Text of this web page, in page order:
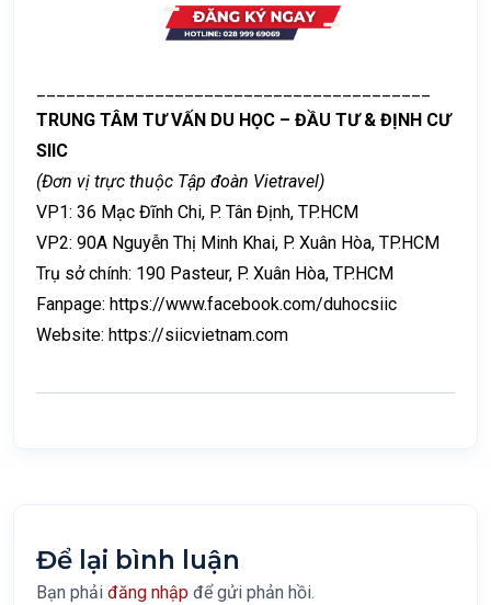
TRUNG TÂM TƯ VẤN DU HỌC – ĐẦU TƯ & ĐỊNH CƯ
SIIC
(Đơn vị trực thuộc Tập đoàn Vietravel)
VP1: 36 Mạc Đĩnh Chi, P. Tân Định, TP.HCM
VP2: 90A Nguyễn Thị Minh Khai, P. Xuân Hòa, TP.HCM
Trụ sở chính: 190 Pasteur, P. Xuân Hòa, TP.HCM
Fanpage: https://www.facebook.com/duhocsiic
Website: https://siicvietnam.com
Để lại bình luận
Bạn phải đăng nhập để gửi phản hồi.